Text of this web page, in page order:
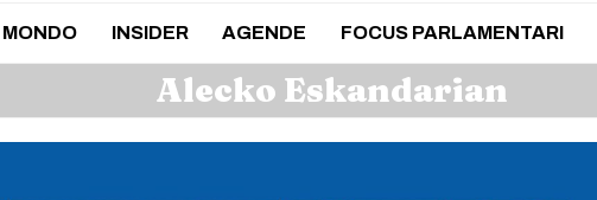
MONDO INSIDER AGENDE FOCUS PARLAMENTARI
Alecko Eskandarian